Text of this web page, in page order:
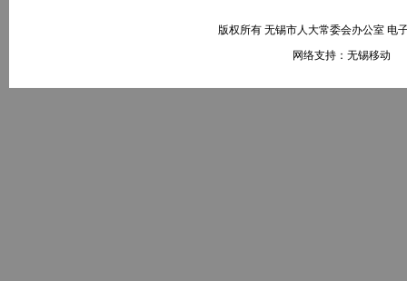
版权所有 无锡市人大常委会办公室 电
网络支持：无锡移动